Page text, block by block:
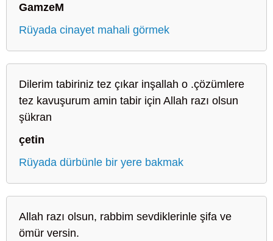
GamzeM
Rüyada cinayet mahali görmek
Dilerim tabiriniz tez çıkar inşallah o .çözümlere
tez kavuşurum amin tabir için Allah razı olsun
şükran
çetin
Rüyada dürbünle bir yere bakmak
Allah razı olsun, rabbim sevdiklerinle şifa ve
ömür versin.